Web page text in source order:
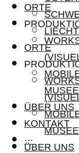
ORTE
ÜBER UNS
KONTAKT
···
ORTE
ÜBER UNS